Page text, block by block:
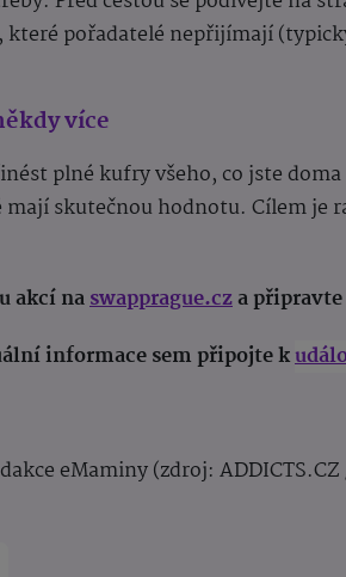
které pořadatelé nepřijímají
více
plné kufry všeho, co jste
skutečnou hodnotu. Cílem je
akcí naswapprague.cza
informace sem připojte k
eMaminy (zdroj: